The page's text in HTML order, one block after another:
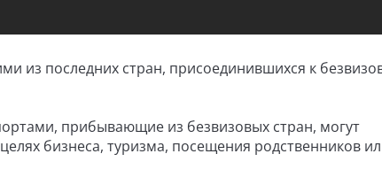
из последних стран, присоединившихся к
прибывающие из безвизовых стран, могут
бизнеса, туризма, посещения родственников